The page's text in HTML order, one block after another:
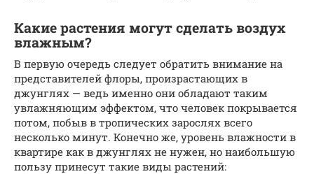
Какие растения могут сделать воздух
влажным?
В первую очередь следует обратить внимание на
представителей флоры, произрастающих в
джунглях — ведь именно они обладают таким
увлажняющим эффектом, что человек покрывается
потом, побыв в тропических зарослях всего
несколько минут. Конечно же, уровень влажности в
квартире как в джунглях не нужен, но наибольшую
пользу принесут такие виды растений: